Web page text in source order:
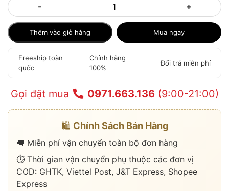
- +
Thêm vào giỏ hàng Mua ngay
Freeship toàn
quốc
Chính hãng
100%
Đổi trả miễn phí
Gọi đặt mua 0971.663.136(9:00-21:00)
🛍️ Chính Sách Bán Hàng
🚚 Miễn phí vận chuyển toàn bộ đơn hàng
⏱️ Thời gian vận chuyển phụ thuộc các đơn vị
COD: GHTK, Viettel Post, J&T Express, Shopee
Express